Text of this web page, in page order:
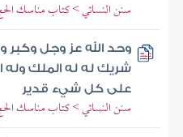
سنن النسائي > كتاب مناسك
وحد الله عز وجل وكبر
شريك له له الملك
على كل شيء قدير
سنن النسائي > كتاب مناسك